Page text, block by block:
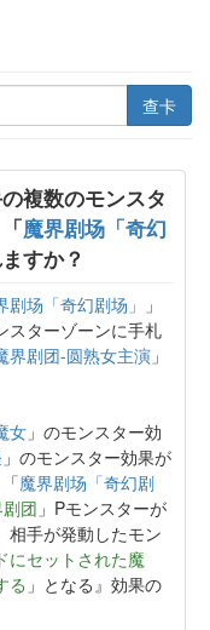
查卡
複数のモンスタ
魔界剧场「奇幻
すか？
剧场「奇幻剧场」
」
スターゾーンに手札
界剧团-圆熟女主演 」
女 」のモンスター効
」のモンスター効果が
魔界剧场「奇幻剧
团 」Pモンスターが
相手が発動したモン
にセットされた魔
る 」となる』効果の